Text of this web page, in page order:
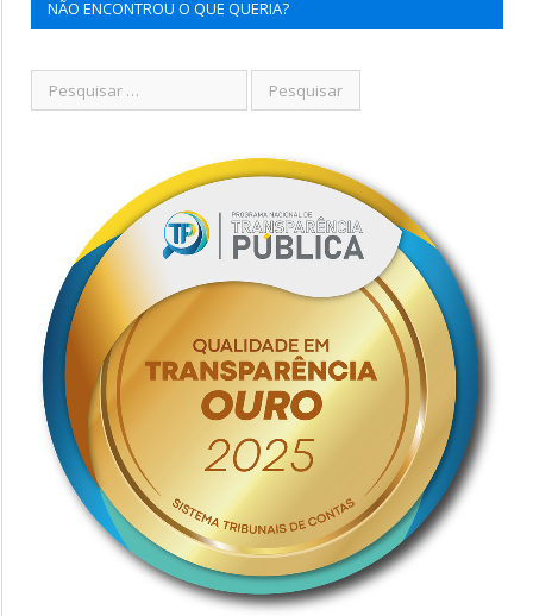
NÃO ENCONTROU O QUE QUERIA?